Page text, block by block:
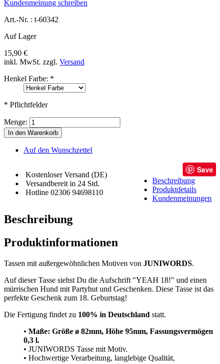
Kundenmeinung schreiben
Art.-Nr. : t-60342
Auf Lager
15,90 €
inkl. MwSt. zzgl. Versand
Henkel Farbe: *
* Pflichtfelder
Menge:
In den Warenkorb
Auf den Wunschzettel
Kostenloser Versand (DE)
Versandbereit in 24 Std.
Hotline 02306 94698110
Save
Beschreibung
Produktdetails
Kundenmeinungen
Beschreibung
Produktinformationen
Tassen mit außergewöhnlichen Motiven von JUNIWORDS.
Auf dieser Tasse siehst Du die Aufschrift "YEAH 18!" und einen
mürrischen Hund mit Partyhut und Geschenken. Diese Tasse ist das
perfekte Geschenk zum 18. Geburtstag!
Die Fertigung findet zu 100% in Deutschland statt.
• Maße: Größe ø 82mm, Höhe 95mm, Fassungsvermögen
0,3 l.
• JUNIWORDS Tasse mit Motiv.
• Hochwertige Verarbeitung, langlebige Qualität,